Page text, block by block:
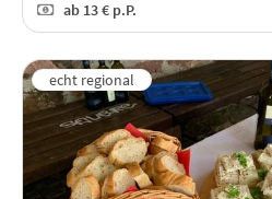
ab13 € p.P.